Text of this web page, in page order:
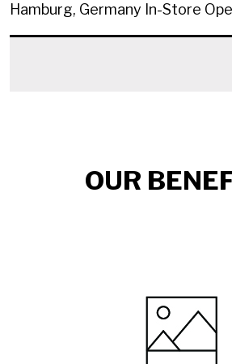
Hamburg, Germany In-Store
OUR